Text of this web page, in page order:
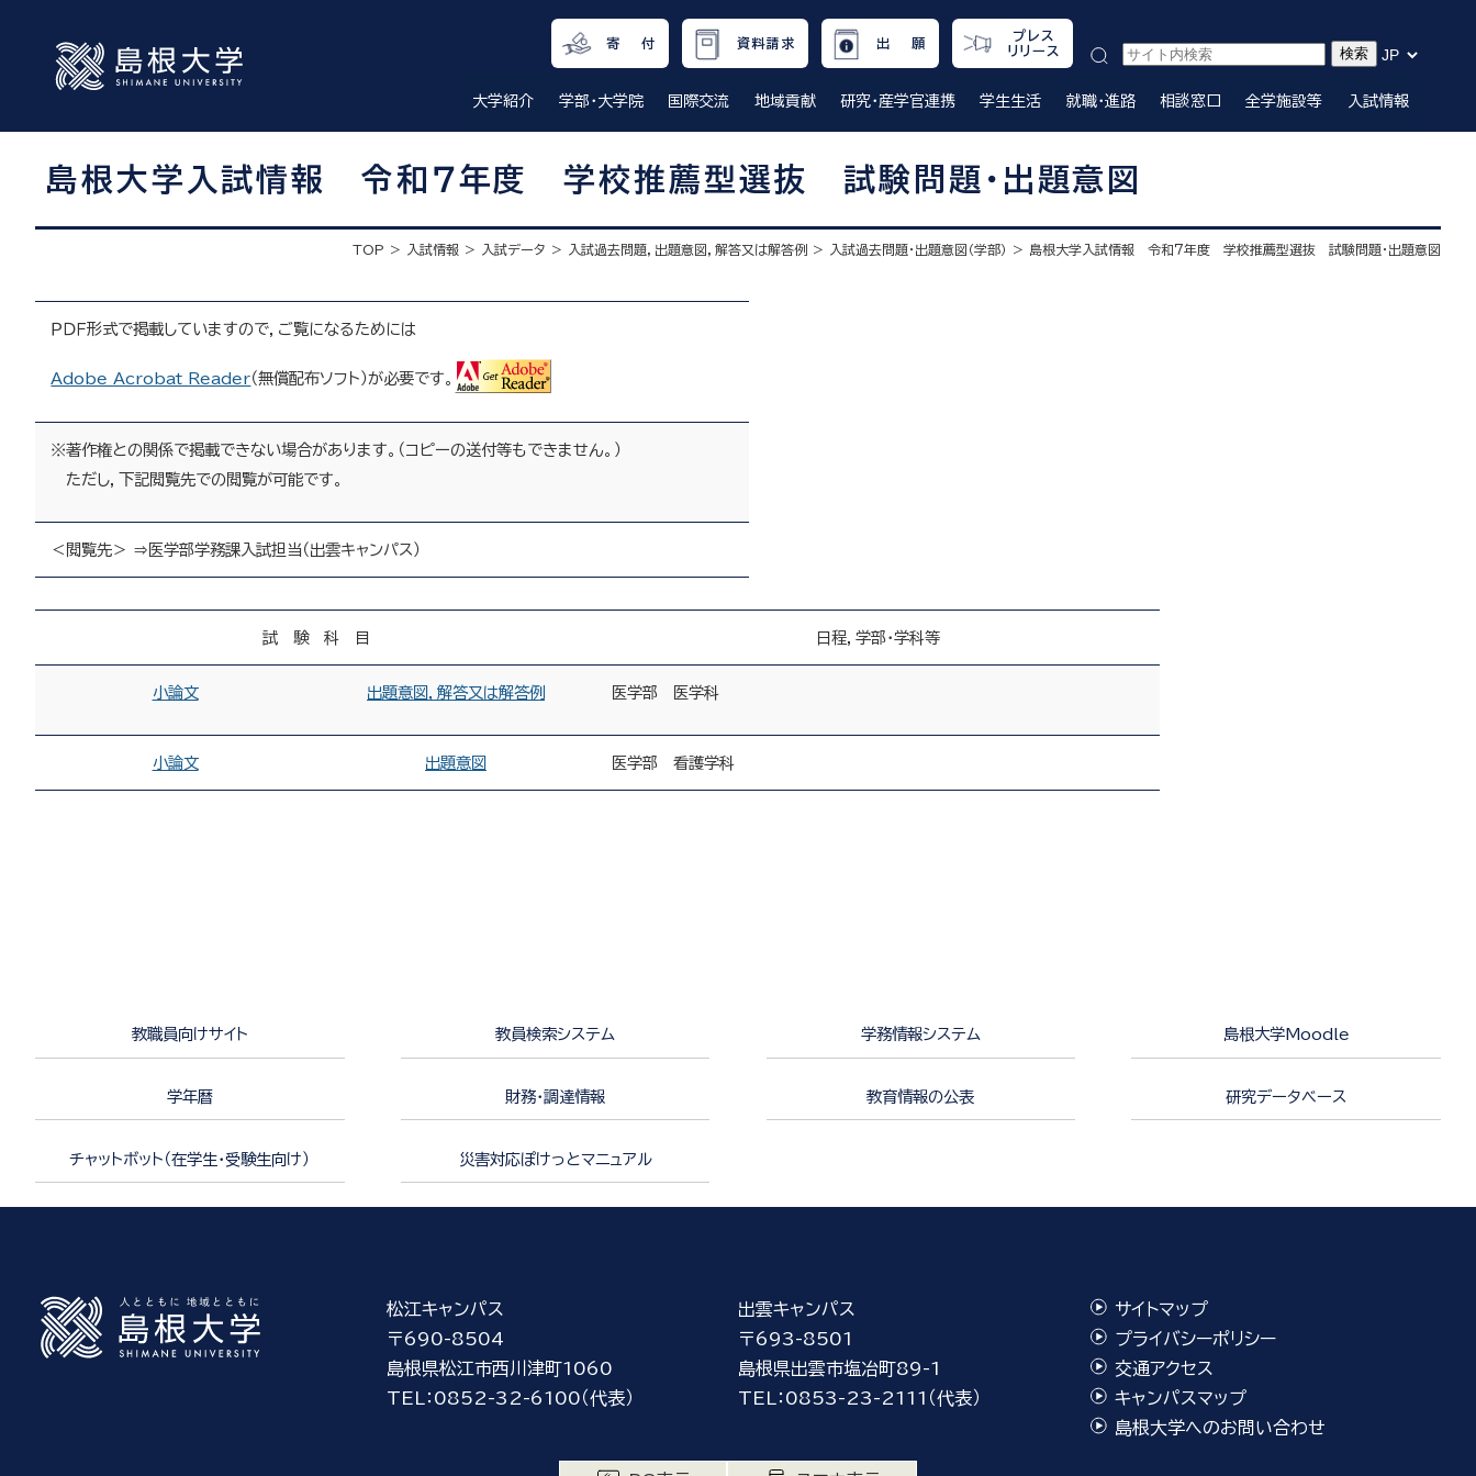
寄 付 資料請求 出 願
プレス
リリース
大学紹介 学部・大学院 国際交流 地域貢献 研究・産学官連携 学生生活 就職・進路 相談窓口 全学施設等 入試情報
島根大学入試情報 令和７年度 学校推薦型選抜 試験問題・出題意図
TOP 入試情報 入試データ 入試過去問題，出題意図，解答又は解答例 入試過去問題・出題意図（学部） 島根大学入試情報 令和７年度 学校推薦型選抜 試験問題・出題意図
ＰＤＦ形式で掲載していますので，ご覧になるためには
Adobe Acrobat Reader（無償配布ソフト）が必要です。
※著作権との関係で掲載できない場合があります。（コピーの送付等もできません。）
ただし，下記閲覧先での閲覧が可能です。
＜閲覧先＞ ⇒医学部学務課入試担当（出雲キャンパス）
試 験 科 目 日程，学部・学科等
小論文 出題意図，解答又は解答例 医学部 医学科
小論文 出題意図 医学部 看護学科
教職員向けサイト 教員検索システム 学務情報システム 島根大学Moodle
学年暦 財務・調達情報 教育情報の公表 研究データベース
チャットボット（在学生・受験生向け） 災害対応ぽけっとマニュアル
松江キャンパス
〒690-8504
島根県松江市西川津町1060
TEL：0852-32-6100（代表）
出雲キャンパス
〒693-8501
島根県出雲市塩冶町89-1
TEL：0853-23-2111（代表）
サイトマップ
プライバシーポリシー
交通アクセス
キャンパスマップ
島根大学へのお問い合わせ